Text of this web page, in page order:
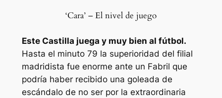
‘Cara’ – El nivel de juego
‪Este Castilla juega y muy bien al fútbol.
Hasta el minuto 79 la superioridad del filial
madridista fue enorme ante un Fabril que
podría haber recibido una goleada de
escándalo de no ser por la extraordinaria